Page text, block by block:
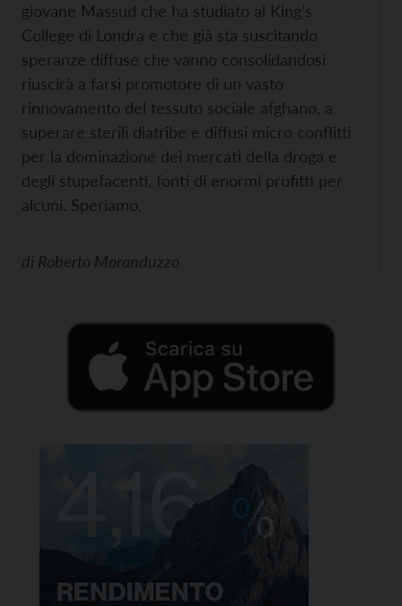
giovane Massud che ha studiato al King’s
College di Londra e che già sta suscitando
speranze diffuse che vanno consolidandosi
riuscirà a farsi promotore di un vasto
rinnovamento del tessuto sociale afghano, a
superare sterili diatribe e diffusi micro conflitti
per la dominazione dei mercati della droga e
degli stupefacenti, fonti di enormi profitti per
alcuni. Speriamo.
di Roberto Moranduzzo